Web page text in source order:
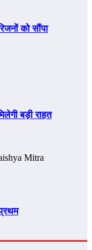
को सौंपा
बड़ी राहत